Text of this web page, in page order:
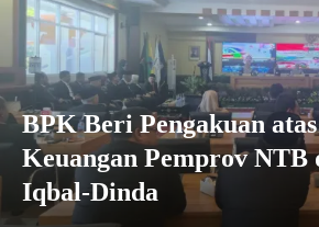
BPK Beri Pengakuan
Keuangan Pemprov NTB
Iqbal-Dinda